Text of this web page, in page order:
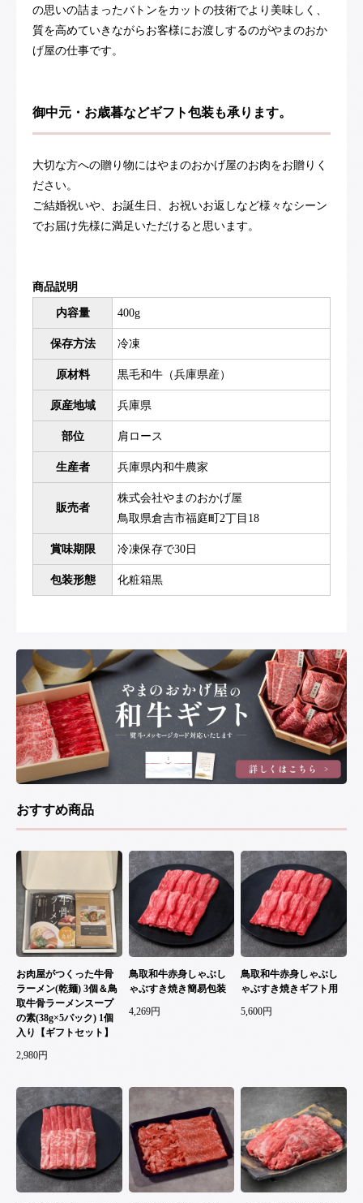
の思いの詰まったバトンをカットの技術でより美味しく、
質を高めていきながらお客様にお渡しするのがやまのおか
げ屋の仕事です。
御中元・お歳暮などギフト包装も承ります。
大切な方への贈り物にはやまのおかげ屋のお肉をお贈りく
ださい。
ご結婚祝いや、お誕生日、お祝いお返しなど様々なシーン
でお届け先様に満足いただけると思います。
商品説明
内容量 400g
保存方法 冷凍
原材料 黒毛和牛（兵庫県産）
原産地域 兵庫県
部位 肩ロース
生産者 兵庫県内和牛農家
販売者
株式会社やまのおかげ屋
鳥取県倉吉市福庭町2丁目18
賞味期限 冷凍保存で30日
包装形態 化粧箱黒
おすすめ商品
お肉屋がつくった牛骨
ラーメン(乾麺) 3個＆鳥
取牛骨ラーメンスープ
の素(38g×5パック) 1個
入り【ギフトセット】
2,980円
鳥取和牛赤身しゃぶし
ゃぶすき焼き簡易包装
4,269円
鳥取和牛赤身しゃぶし
ゃぶすき焼きギフト用
5,600円